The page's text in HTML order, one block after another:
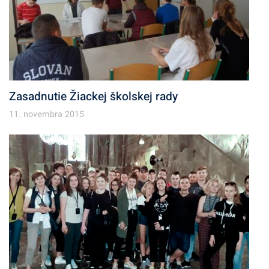
Zasadnutie Žiackej školskej rady
11. novembra 2015